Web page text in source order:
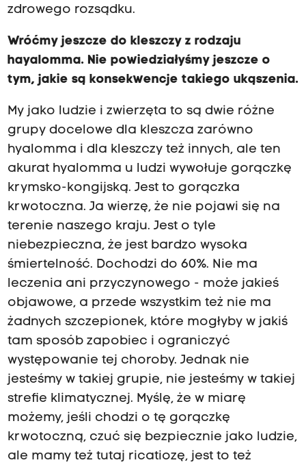
zdrowego rozsądku.
Wróćmy jeszcze do kleszczy z rodzaju
hayalomma. Nie powiedziałyśmyjeszcze o
tym, jakie są konsekwencje takiego ukąszenia.
My jako ludzie i zwierzęta to są dwie różne
grupy docelowe dla kleszcza zarówno
hyalomma i dla kleszczy też innych, ale ten
akurat hyalomma u ludzi wywołuje gorączkę
krymsko-kongijską. Jest to gorączka
krwotoczna. Ja wierzę, że nie pojawi się na
terenie naszego kraju. Jest o tyle
niebezpieczna, że jest bardzo wysoka
śmiertelność. Dochodzi do 60%. Nie ma
leczenia ani przyczynowego - może jakieś
objawowe, a przede wszystkim też nie ma
żadnych szczepionek, które mogłyby w jakiś
tam sposób zapobiec i ograniczyć
występowanie tej choroby. Jednak nie
jesteśmy w takiej grupie, nie jesteśmy w takiej
strefie klimatycznej. Myślę, że w miarę
możemy, jeśli chodzi o tę gorączkę
krwotoczną, czuć się bezpiecznie jako ludzie,
ale mamy też tutaj ricatiozę, jest to też